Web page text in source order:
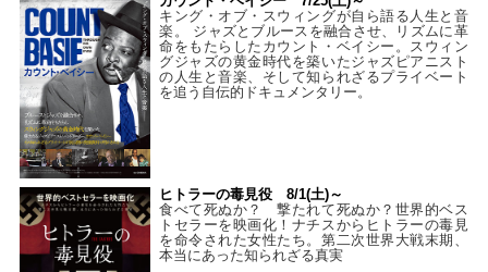
キング・オブ・スウィングが自ら語る人生と音
楽。 ジャズとブルースを融合させ、リズムに革
命をもたらしたカウント・ベイシー。スウィン
グジャズの黄金時代を築いたジャズピアニスト
の人生と音楽、そして知られざるプライベート
を追う自伝的ドキュメンタリー。
ヒトラーの毒見役 8/1(土)～
食べて死ぬか？ 撃たれて死ぬか？世界的ベス
トセラーを映画化！ナチスからヒトラーの毒見
を命令された女性たち。第二次世界大戦末期、
本当にあった知られざる真実